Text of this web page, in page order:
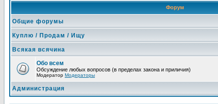
Форум
Общие форумы
Куплю / Продам / Ищу
Всякая всячина
Обо всем
Обсуждение любых вопросов (в пределах закона и приличия)
Модератор Модераторы
Администрация